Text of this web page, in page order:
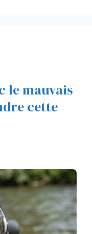
le mauvais
cette